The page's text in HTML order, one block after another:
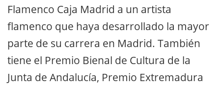
Flamenco Caja Madrid a un artista
flamenco que haya desarrollado la mayor
parte de su carrera en Madrid. También
tiene el Premio Bienal de Cultura de la
Junta de Andalucía, Premio Extremadura